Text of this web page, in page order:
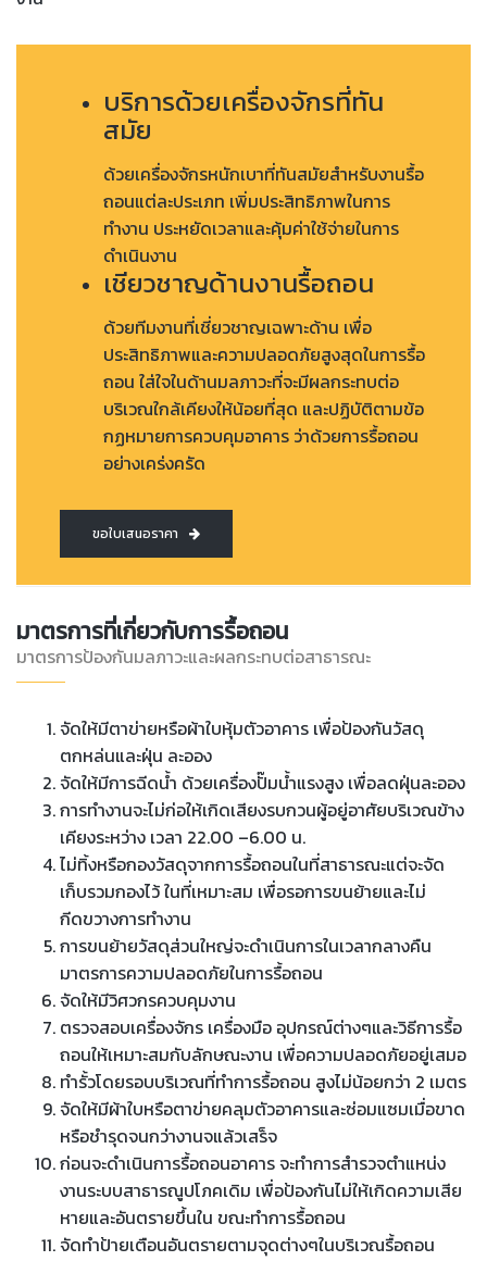
บริการด้วยเครื่องจักรที่ทัน
สมัย
ด้วยเครื่องจักรหนักเบาที่ทันสมัยสำหรับงานรื้อ
ถอนแต่ละประเภท เพิ่มประสิทธิภาพในการ
ทำงาน ประหยัดเวลาและคุ้มค่าใช้จ่ายในการ
ดำเนินงาน
เชียวชาญด้านงานรื้อถอน
ด้วยทีมงานที่เชี่ยวชาญเฉพาะด้าน เพื่อ
ประสิทธิภาพและความปลอดภัยสูงสุดในการรื้อ
ถอน ใส่ใจในด้านมลภาวะที่จะมีผลกระทบต่อ
บริเวณใกล้เคียงให้น้อยที่สุด และปฏิบัติตามข้อ
กฏหมายการควบคุมอาคาร ว่าด้วยการรื้อถอน
อย่างเคร่งครัด
ขอใบเสนอราคา
มาตรการที่เกี่ยวกับการรื้อถอน
มาตรการป้องกันมลภาวะและผลกระทบต่อสาธารณะ
จัดให้มีตาข่ายหรือผ้าใบหุ้มตัวอาคาร เพื่อป้องกันวัสดุ
ตกหล่นและฝุ่น ละออง
จัดให้มีการฉีดน้ำ ด้วยเครื่องปั๊มน้ำแรงสูง เพื่อลดฝุ่นละออง
การทำงานจะไม่ก่อให้เกิดเสียงรบกวนผู้อยู่อาศัยบริเวณข้าง
เคียงระหว่าง เวลา 22.00 –6.00 น.
ไม่ทิ้งหรือกองวัสดุจากการรื้อถอนในที่สาธารณะแต่จะจัด
เก็บรวมกองไว้ ในที่เหมาะสม เพื่อรอการขนย้ายและไม่
กีดขวางการทำงาน
การขนย้ายวัสดุส่วนใหญ่จะดำเนินการในเวลากลางคืน
มาตรการความปลอดภัยในการรื้อถอน
จัดให้มีวิศวกรควบคุมงาน
ตรวจสอบเครื่องจักร เครื่องมือ อุปกรณ์ต่างๆและวิธีการรื้อ
ถอนให้เหมาะสมกับลักษณะงาน เพื่อความปลอดภัยอยู่เสมอ
ทำรั้วโดยรอบบริเวณที่ทำการรื้อถอน สูงไม่น้อยกว่า 2 เมตร
จัดให้มีผ้าใบหรือตาข่ายคลุมตัวอาคารและซ่อมแซมเมื่อขาด
หรือชำรุดจนกว่างานจแล้วเสร็จ
ก่อนจะดำเนินการรื้อถอนอาคาร จะทำการสำรวจตำแหน่ง
งานระบบสาธารณูปโภคเดิม เพื่อป้องกันไม่ให้เกิดความเสีย
หายและอันตรายขึ้นใน ขณะทำการรื้อถอน
จัดทำป้ายเตือนอันตรายตามจุดต่างๆในบริเวณรื้อถอน